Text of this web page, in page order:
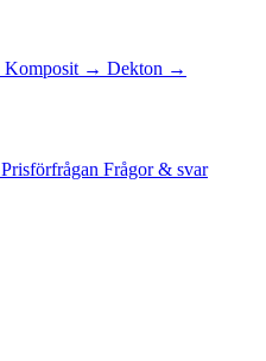
Komposit → Dekton →
Prisförfrågan Frågor & svar